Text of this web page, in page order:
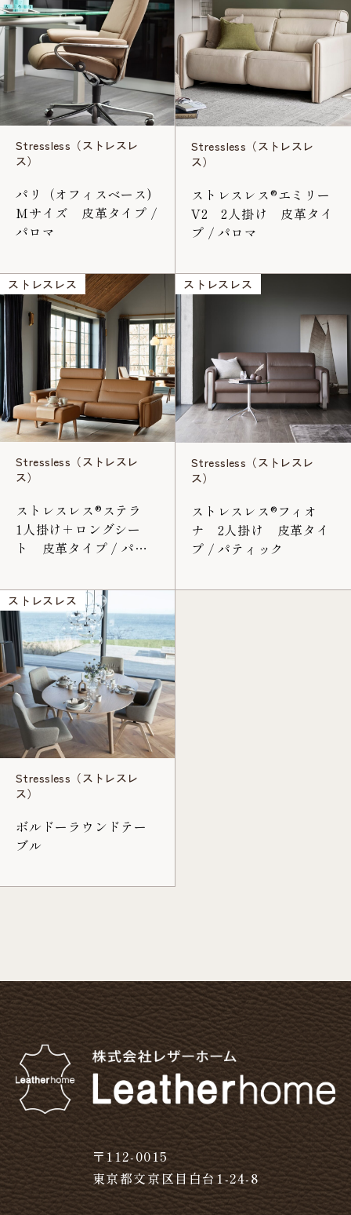
Stressless（ストレスレ
ス）
パリ（オフィスベース)
Mサイズ 皮革タイプ /
パロマ
Stressless（ストレスレ
ス）
ストレスレス®エミリー
V2 2人掛け 皮革タイ
プ / パロマ
ストレスレス
Stressless（ストレスレ
ス）
ストレスレス®ステラ
1人掛け＋ロングシー
ト 皮革タイプ / パロ
ストレスレス
Stressless（ストレスレ
ス）
ストレスレス®フィオ
ナ 2人掛け 皮革タイ
プ / パティック
ストレスレス
Stressless（ストレスレ
ス）
ボルドーラウンドテー
ブル
〒112-0015
東京都文京区目白台1-24-8